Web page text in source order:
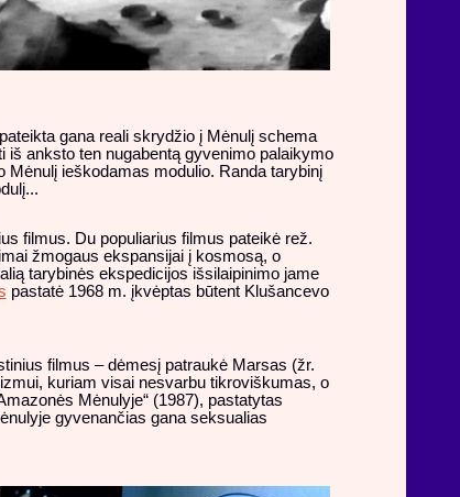
gana reali skrydžio į Mėnulį schema
iš anksto ten nugabentą gyvenimo palaikymo
Mėnulį ieškodamas modulio. Randa tarybinį
filmus. Du populiarius filmus pateikė rež.
žmogaus ekspansijai į kosmosą, o
tarybinės ekspedicijos išsilaipinimo jame
pastatė 1968 m. įkvėptas būtent Klušancevo
filmus – dėmesį patraukė Marsas (žr.
kuriam visai nesvarbu tikroviškumas, o
Mėnulyje“ (1987), pastatytas
gyvenančias gana seksualias